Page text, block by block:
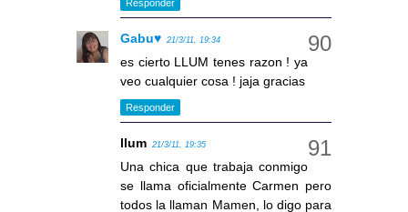
Responder
Gabu♥ 21/3/11, 19:34
es cierto LLUM tenes razon ! ya
veo cualquier cosa ! jaja gracias
Responder
llum 21/3/11, 19:35
Una chica que trabaja conmigo
se llama oficialmente Carmen pero
todos la llaman Mamen, lo digo para